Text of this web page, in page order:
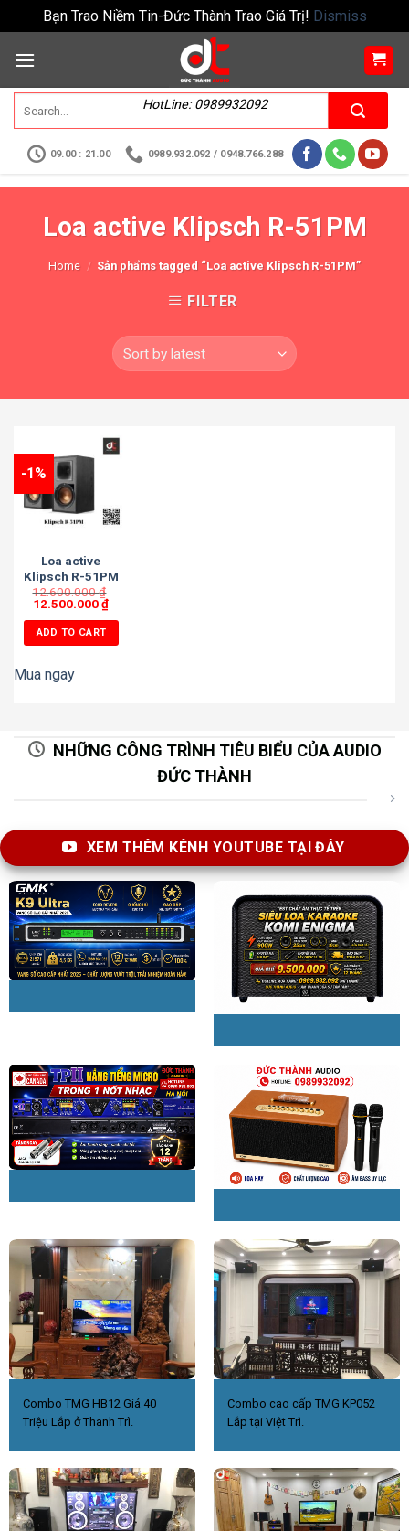
Bạn Trao Niềm Tin-Đức Thành Trao Giá Trị! Dismiss
HotLine: 0989932092
09.00 : 21.00 0989.932.092 / 0948.766.288
Loa active Klipsch R-51PM
Home / Sản phẩms tagged “Loa active Klipsch R-51PM”
FILTER
-1%
Loa active
Klipsch R-51PM
12.600.000₫
12.500.000₫
ADD TO CART
Mua ngay
NHỮNG CÔNG TRÌNH TIÊU BIỂU CỦA AUDIO
ĐỨC THÀNH
XEM THÊM KÊNH YOUTUBE TẠI ĐÂY
Combo TMG HB12 Giá 40
Triệu Lắp ở Thanh Trì.
Combo cao cấp TMG KP052
Lắp tại Việt Trì.